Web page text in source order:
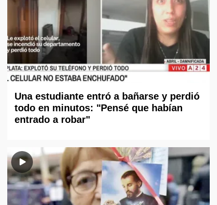
Una estudiante entró a bañarse y perdió
todo en minutos: "Pensé que habían
entrado a robar"